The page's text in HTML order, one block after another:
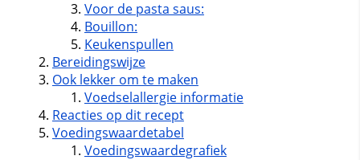
Voor de pasta saus:
Bouillon:
Keukenspullen
Bereidingswijze
Ook lekker om te maken
Voedselallergie informatie
Reacties op dit recept
Voedingswaardetabel
Voedingswaardegrafiek